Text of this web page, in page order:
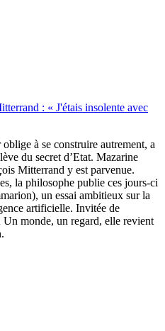
: « J'étais insolente avec
à se construire autrement, a
du secret d’Etat. Mazarine
Mitterrand y est parvenue.
la philosophe publie ces jours-ci
un essai ambitieux sur la
artificielle. Invitée de
Un monde, un regard, elle revient